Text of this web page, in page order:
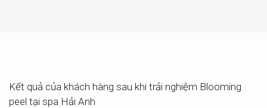
Kết quả của khách hàng sau khi trải nghiệm Blooming
peel tại spa Hải Anh